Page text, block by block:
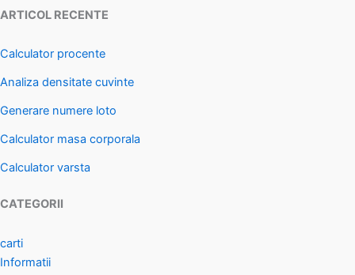
ARTICOL RECENTE
Calculator procente
Analiza densitate cuvinte
Generare numere loto
Calculator masa corporala
Calculator varsta
CATEGORII
carti
Informatii